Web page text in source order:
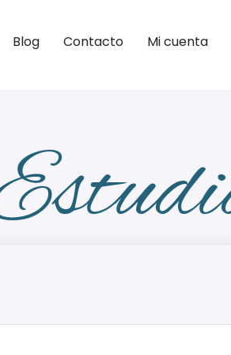
Blog Contacto Mi cuenta